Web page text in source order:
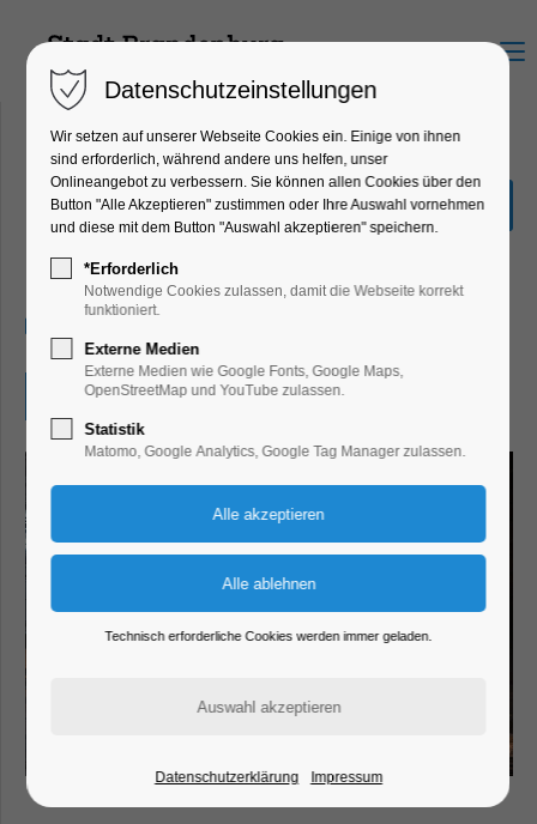
Menu
Beauty of Steel: Viktor
Mácha|Industriefotografie
Ausstellung
Eintritt frei
Datenschutzeinstellungen
Wir setzen auf unserer Webseite Cookies ein. Einige von ihnen
sind erforderlich, während andere uns helfen, unser
Onlineangebot zu verbessern. Sie können allen Cookies über den
Button "Alle Akzeptieren" zustimmen oder Ihre Auswahl vornehmen
und diese mit dem Button "Auswahl akzeptieren" speichern.
*Erforderlich
Notwendige Cookies zulassen, damit die Webseite korrekt
funktioniert.
Externe Medien
Externe Medien wie Google Fonts, Google Maps,
OpenStreetMap und YouTube zulassen.
Statistik
Matomo, Google Analytics, Google Tag Manager zulassen.
Technisch erforderliche Cookies werden immer geladen.
Datenschutzerklärung Impressum